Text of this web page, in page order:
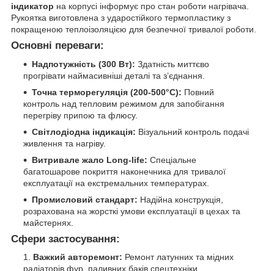
індикатор на корпусі інформує про стан роботи нагрівача.
Рукоятка виготовлена з ударостійкого термопластику з
покращеною теплоізоляцією для безпечної тривалої роботи.
Основні переваги:
Надпотужність (300 Вт): Здатність миттєво
прогрівати наймасивніші деталі та з’єднання.
Точна терморегуляція (200-500°C): Повний
контроль над тепловим режимом для запобігання
перегріву припою та флюсу.
Світлодіодна індикація: Візуальний контроль подачі
живлення та нагріву.
Витривале жало Long-life: Спеціальне
багатошарове покриття наконечника для тривалої
експлуатації на екстремальних температурах.
Промисловий стандарт: Надійна конструкція,
розрахована на жорсткі умови експлуатації в цехах та
майстернях.
Сфери застосування:
Важкий авторемонт: Ремонт латунних та мідних
радіаторів фур, паливних баків спецтехніки.